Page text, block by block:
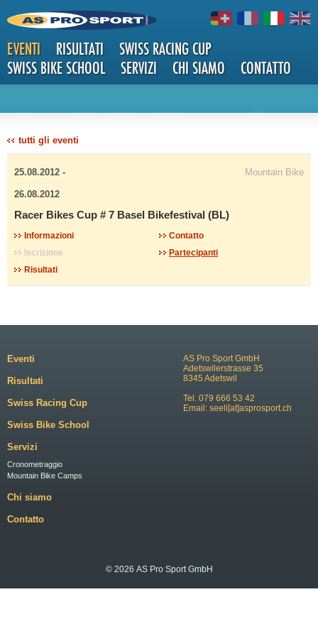
EVENTI RISULTATI
SWISS RACING CUP
SWISS BIKE SCHOOL
SERVIZI CHI SIAMO CONTATTO
DETTAG
LI
tutti gli eventi
25.08.2012 -
26.08.2012
Mountain Bike
Racer Bikes Cup # 7 Basel Bikefestival (BL)
Informazioni
Contatto
Iscrizione
Partecipanti
Risultati
AS Pro Sport GmbH
Adetswilerstrasse 35
8345 Adetswil
Tel. 079 666 53 42
Email: seeli[at]asprosport.ch
Eventi
Risultati
Swiss Racing Cup
Swiss Bike School
Servizi
Cronometraggio
Mountain Bike Camps
Chi siamo
Contatto
© 2026 AS Pro Sport GmbH